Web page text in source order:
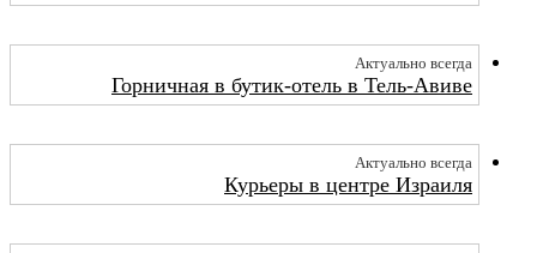
Актуально всегда
Горничная в бутик-отель в Тель-Авиве
Актуально всегда
Курьеры в центре Израиля